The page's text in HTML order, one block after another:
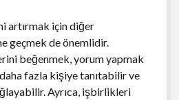
artırmak için diğer
geçmek de önemlidir.
beğenmek, yorum yapmak
fazla kişiye tanıtabilir ve
Ayrıca, işbirlikleri